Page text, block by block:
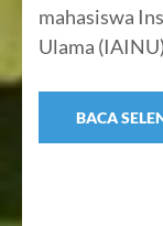
mahasiswa
Ulama
BACA